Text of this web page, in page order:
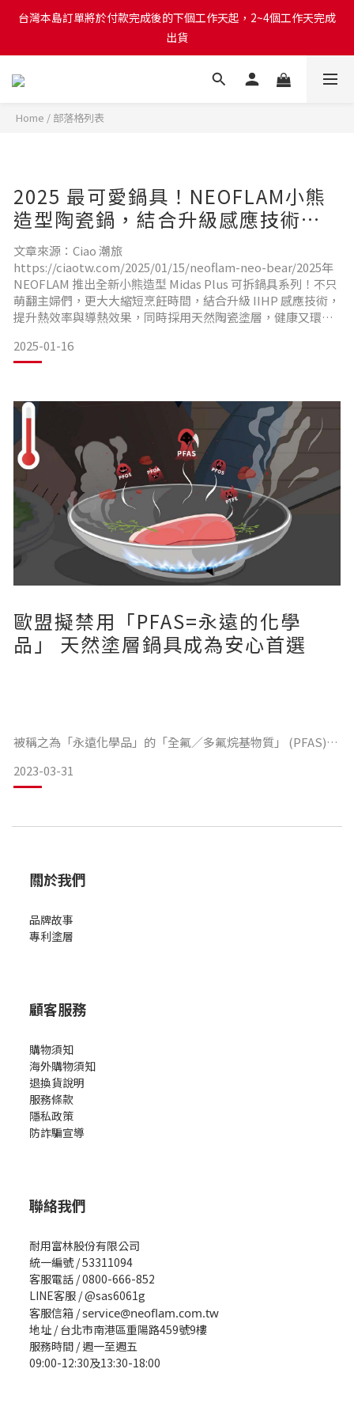
台灣本島訂單將於付款完成後的下個工作天起，2~4個工作天完成
出貨
台灣本島訂單將於付款完成後的下個工作天起，2~4個工作天完成
出貨
台灣本島消費滿$999免運費
台灣本島訂單將於付款完成後的下個工作天起，2~4個工作天完成
Home / 部落格列表
2025 最可愛鍋具！NEOFLAM小熊
造型陶瓷鍋，結合升級感應技術的
療癒新選擇
文章來源：Ciao 潮旅
https://ciaotw.com/2025/01/15/neoflam-neo-bear/2025年
NEOFLAM 推出全新小熊造型 Midas Plus 可拆鍋具系列！不只
萌翻主婦們，更大大縮短烹飪時間，結合升級 IIHP 感應技術，
提升熱效率與導熱效果，同時採用天然陶瓷塗層，健康又環
癒的設計與便利的科技，輕鬆優雅地完成每一餐！本文分享
NEOFLAM 最新推出的「Midas Plus 小熊造型可拆鍋具系列」
2025-01-16
歐盟擬禁用「PFAS=永遠的化學
品」 天然塗層鍋具成為安心首選
被稱之為「永遠化學品」的「全氟／多氟烷基物質」 (PFAS)，
提議，全面禁用PFAS物質，但這項塗料不僅是半導體產業、紡
織品、醫療用品等，就連日常家庭使用的不沾鍋，主要塗料都
這波禁用名單下的安心首選。
底的成分，能長期對抗極端溫度及抗腐蝕性，因此從食品包
裝、不沾鍋、雨具、黏著劑、紙張、油漆、飛機、汽車、紡織
2023-03-31
關於我們
品牌故事
專利塗層
顧客服務
購物須知
海外購物須知
退換貨說明
服務條款
隱私政策
防詐騙宣導
聯絡我們
耐用富林股份有限公司
統一編號 / 53311094
客服電話 / 0800-666-852
LINE客服 / @sas6061g
客服信箱 /service@neoflam.com.tw
地址 / 台北市南港區重陽路459號9樓
服務時間 / 週一至週五
09:00-12:30及13:30-18:00